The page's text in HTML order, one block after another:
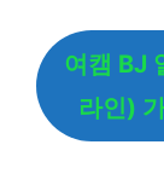
여캠 BJ
라인)